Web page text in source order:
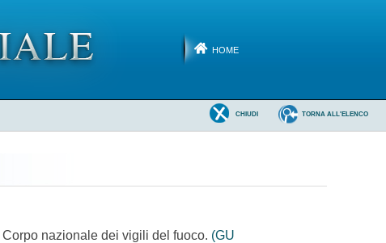
HOME
TORNA ALL'ELENCO
CHIUDI
nazionale dei vigili del fuoco. (GU